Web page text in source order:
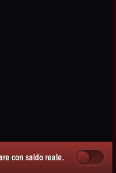
con saldo reale.